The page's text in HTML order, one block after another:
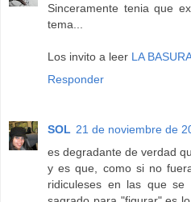
Sinceramente tenia que
tema...
Los invito a leer LA
Responder
SOL 21 de noviembre de
es degradante de verdad
y es que, como si no
ridiculeses en las que se